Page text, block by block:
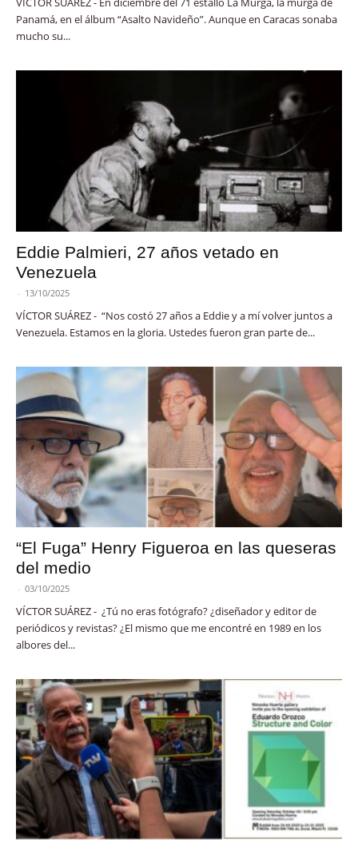
Panamá, en el álbum “Asalto Navideño”. Aunque en Caracas sonaba
mucho su...
Eddie Palmieri, 27 años vetado en
Venezuela
- 13/10/2025
VÍCTOR SUÁREZ - “Nos costó 27 años a Eddie y a mí volver juntos a
Venezuela. Estamos en la gloria. Ustedes fueron gran parte de...
“El Fuga” Henry Figueroa en las queseras
del medio
- 03/10/2025
VÍCTOR SUÁREZ - ¿Tú no eras fotógrafo? ¿diseñador y editor de
periódicos y revistas? ¿El mismo que me encontré en 1989 en los
albores del...